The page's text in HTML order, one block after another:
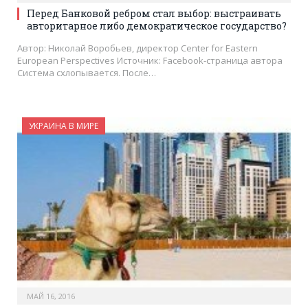
Перед Банковой ребром стал выбор: выстраивать
авторитарное либо демократическое государство?
Автор: Николай Воробьев, директор Center for Eastern
European Perspectives Источник: Facebook-страница автора
Система схлопывается. После…
УКРАИНА В МИРЕ
МАЙ 16, 2016